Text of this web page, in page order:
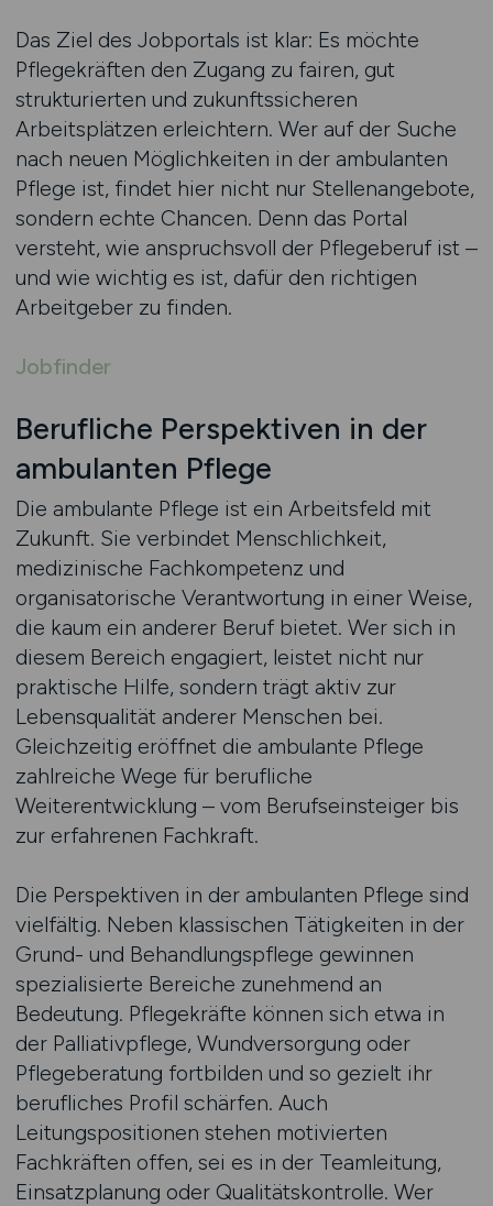
Das Ziel des Jobportals ist klar: Es möchte
Pflegekräften den Zugang zu fairen, gut
strukturierten und zukunftssicheren
Arbeitsplätzen erleichtern. Wer auf der Suche
nach neuen Möglichkeiten in der ambulanten
Pflege ist, findet hier nicht nur Stellenangebote,
sondern echte Chancen. Denn das Portal
versteht, wie anspruchsvoll der Pflegeberuf ist –
und wie wichtig es ist, dafür den richtigen
Arbeitgeber zu finden.
Jobfinder
Berufliche Perspektiven in der
ambulanten Pflege
Die ambulante Pflege ist ein Arbeitsfeld mit
Zukunft. Sie verbindet Menschlichkeit,
medizinische Fachkompetenz und
organisatorische Verantwortung in einer Weise,
die kaum ein anderer Beruf bietet. Wer sich in
diesem Bereich engagiert, leistet nicht nur
praktische Hilfe, sondern trägt aktiv zur
Lebensqualität anderer Menschen bei.
Gleichzeitig eröffnet die ambulante Pflege
zahlreiche Wege für berufliche
Weiterentwicklung – vom Berufseinsteiger bis
zur erfahrenen Fachkraft.
Die Perspektiven in der ambulanten Pflege sind
vielfältig. Neben klassischen Tätigkeiten in der
Grund- und Behandlungspflege gewinnen
spezialisierte Bereiche zunehmend an
Bedeutung. Pflegekräfte können sich etwa in
der Palliativpflege, Wundversorgung oder
Pflegeberatung fortbilden und so gezielt ihr
berufliches Profil schärfen. Auch
Leitungspositionen stehen motivierten
Fachkräften offen, sei es in der Teamleitung,
Einsatzplanung oder Qualitätskontrolle. Wer